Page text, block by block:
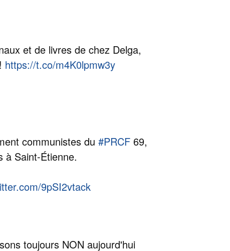
et de livres de chez Delga,
https://t.co/m4K0lpmw3y
communistes du #PRCF 69,
à Saint-Étienne.
9pSI2vtack
toujours NON aujourd'hui